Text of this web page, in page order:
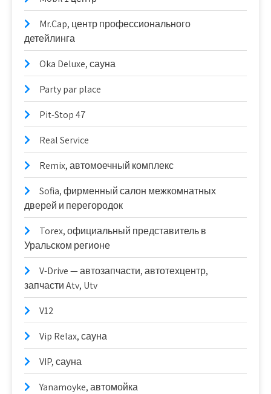
Mr.Cap, центр профессионального
детейлинга
Oka Deluxe, сауна
Party par place
Pit-Stop 47
Real Service
Remix, автомоечный комплекс
Sofia, фирменный салон межкомнатных
дверей и перегородок
Torex, официальный представитель в
Уральском регионе
V-Drive — автозапчасти, автотехцентр,
запчасти Atv, Utv
V12
Vip Relax, сауна
VIP, сауна
Yanamoyke, автомойка